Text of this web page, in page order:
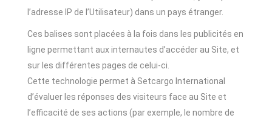
l’adresse IP de l’Utilisateur) dans un pays étranger.
Ces balises sont placées à la fois dans les publicités en
ligne permettant aux internautes d’accéder au Site, et
sur les différentes pages de celui-ci.
Cette technologie permet à Setcargo International
d’évaluer les réponses des visiteurs face au Site et
l’efficacité de ses actions (par exemple, le nombre de